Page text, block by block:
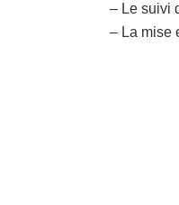
– Le suivi
– La mise